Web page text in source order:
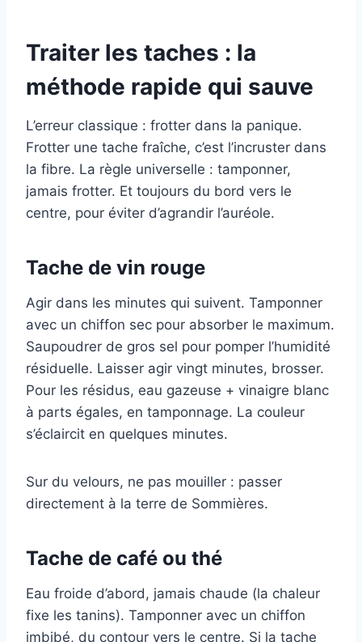
Traiter les taches : la
méthode rapide qui sauve
L’erreur classique : frotter dans la panique.
Frotter une tache fraîche, c’est l’incruster dans
la fibre. La règle universelle : tamponner,
jamais frotter. Et toujours du bord vers le
centre, pour éviter d’agrandir l’auréole.
Tache de vin rouge
Agir dans les minutes qui suivent. Tamponner
avec un chiffon sec pour absorber le maximum.
Saupoudrer de gros sel pour pomper l’humidité
résiduelle. Laisser agir vingt minutes, brosser.
Pour les résidus, eau gazeuse + vinaigre blanc
à parts égales, en tamponnage. La couleur
s’éclaircit en quelques minutes.
Sur du velours, ne pas mouiller : passer
directement à la terre de Sommières.
Tache de café ou thé
Eau froide d’abord, jamais chaude (la chaleur
fixe les tanins). Tamponner avec un chiffon
imbibé, du contour vers le centre. Si la tache